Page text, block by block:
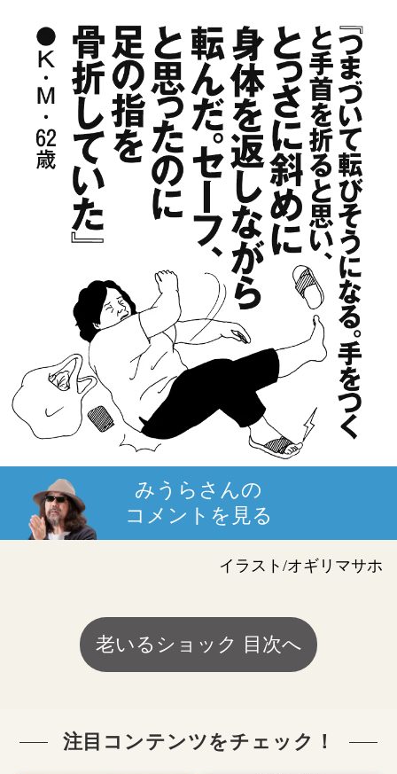
みうらさんの
コメントを見る
イラスト/オギリマサホ
老いるショック 目次へ
注目コンテンツをチェック！